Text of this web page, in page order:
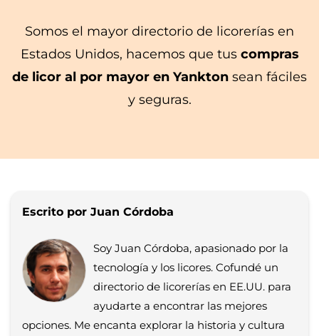
Somos el mayor directorio de licorerías en
Estados Unidos, hacemos que tuscompras
de licor al por mayor en Yankton sean fáciles
y seguras.
Escrito por Juan Córdoba
Soy Juan Córdoba, apasionado por la
tecnología y los licores. Cofundé un
directorio de licorerías en EE.UU. para
ayudarte a encontrar las mejores
opciones. Me encanta explorar la historia y cultura